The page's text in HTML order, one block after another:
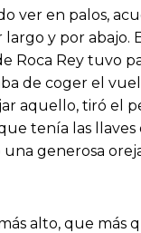
ver en palos,
y por
Roca Rey tuvo
de coger el
aquello, tiró
tenía las llaves
generosa
alto, que más